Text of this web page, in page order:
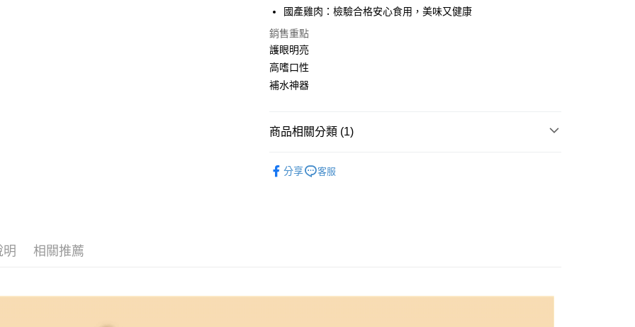
Apple Pay
街口支付
悠遊付
運送方式
全家取貨付款
國產雞肉：檢驗合格安心食用，美味又健康
銷售重點
護眼明亮
高嗜口性
補水神器
商品相關分類 (1)
分享
客服
明 相關推薦